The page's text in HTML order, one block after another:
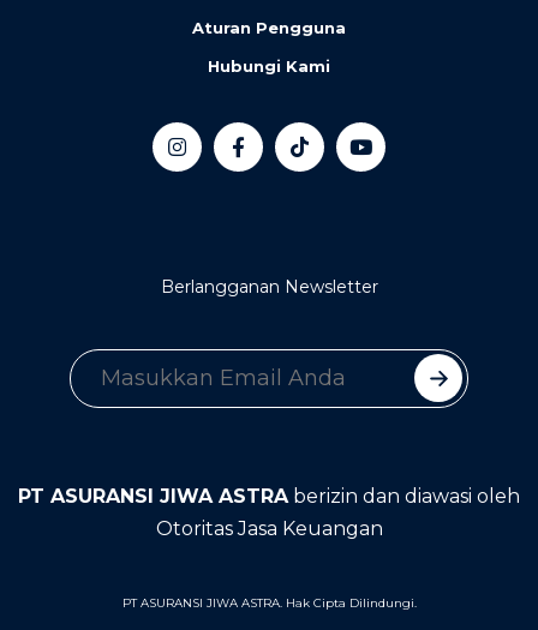
Aturan Pengguna
Hubungi Kami
Berlangganan Newsletter
PT ASURANSI JIWA ASTRAberizin dan diawasi oleh
Otoritas Jasa Keuangan
PT ASURANSI JIWA ASTRA. Hak Cipta Dilindungi.